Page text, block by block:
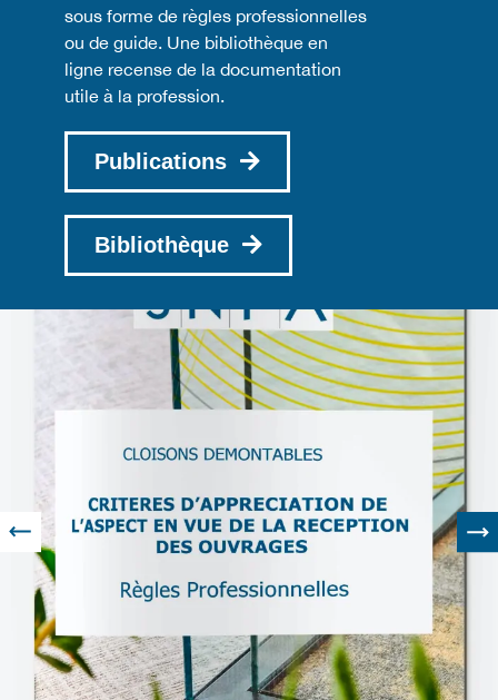
sous forme de règles professionnelles
ou de guide. Une bibliothèque en
ligne recense de la documentation
utile à la profession.
Publications
Bibliothèque